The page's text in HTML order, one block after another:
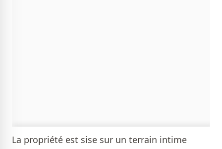
La propriété est sise sur un terrain intime